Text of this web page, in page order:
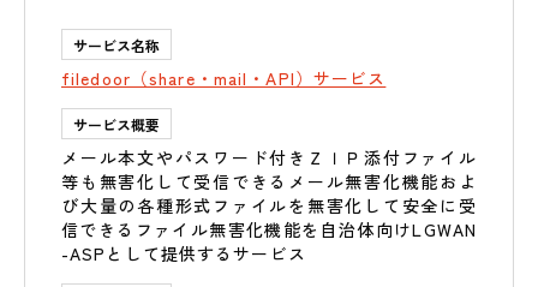
サービス名称
filedoor（share・mail・API）サービス
サービス概要
メール本文やパスワード付きＺＩＰ添付ファイル
等も無害化して受信できるメール無害化機能およ
び大量の各種形式ファイルを無害化して安全に受
信できるファイル無害化機能を自治体向けLGWAN
-ASPとして提供するサービス